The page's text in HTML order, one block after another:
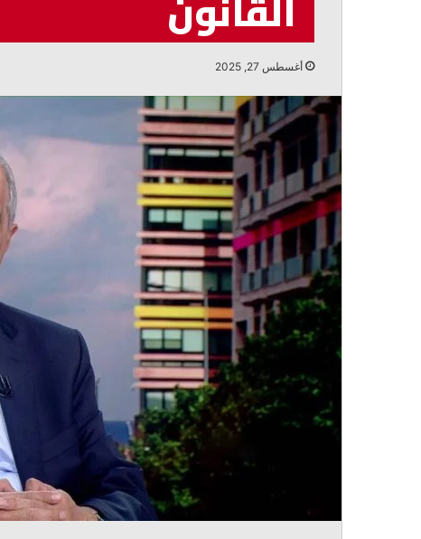
أغسطس 27, 2025
أغسطس 6, 2026
الخازن: الالتفاف حول الدولة ضرورة لمواجهة
التحديات